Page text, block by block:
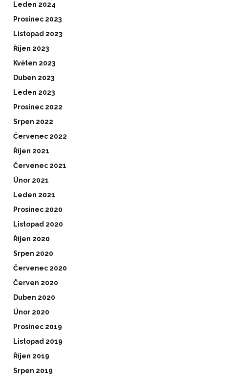
Leden 2024
Prosinec 2023
Listopad 2023
Říjen 2023
Květen 2023
Duben 2023
Leden 2023
Prosinec 2022
Srpen 2022
Červenec 2022
Říjen 2021
Červenec 2021
Únor 2021
Leden 2021
Prosinec 2020
Listopad 2020
Říjen 2020
Srpen 2020
Červenec 2020
Červen 2020
Duben 2020
Únor 2020
Prosinec 2019
Listopad 2019
Říjen 2019
Srpen 2019